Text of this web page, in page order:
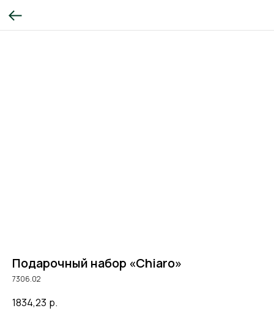
Подарочный набор «Chiaro»
7306.02
1834,23 р.